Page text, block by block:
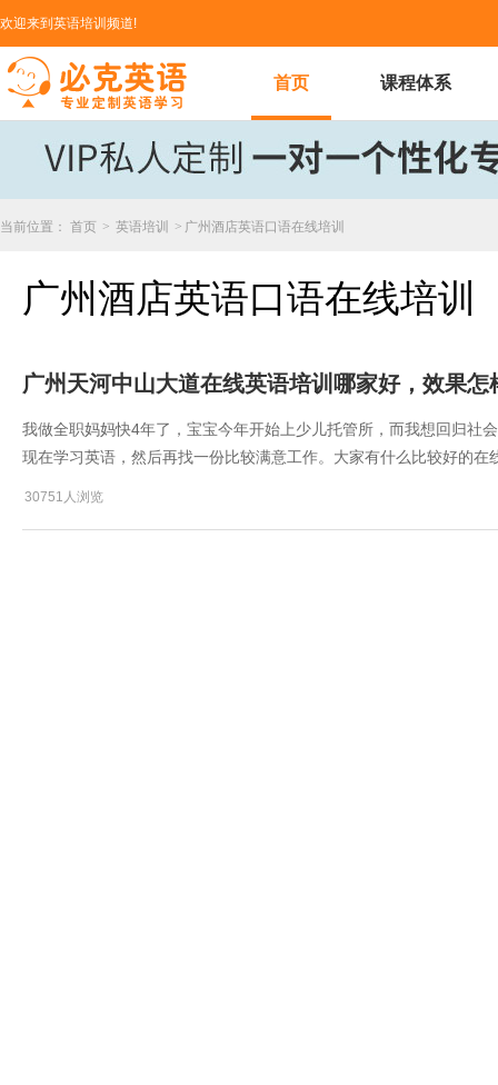
欢迎来到英语培训频道!
首页 课程体系
当前位置： 首页 > 英语培训 > 广州酒店英语口语在线培训
广州酒店英语口语在线培训
广州天河中山大道在线英语培训哪家好，效果怎
我做全职妈妈快4年了，宝宝今年开始上少儿托管所，而我想回归社
现在学习英语，然后再找一份比较满意工作。大家有什么比较好的在
30751人浏览